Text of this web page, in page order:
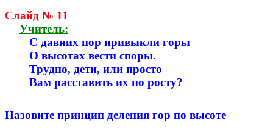
Слайд № 11
Учитель:
С давних пор привыкли горы
О высотах вести споры.
Трудно, дети, или просто
Вам расставить их по росту?
Назовите принцип деления гор по высоте